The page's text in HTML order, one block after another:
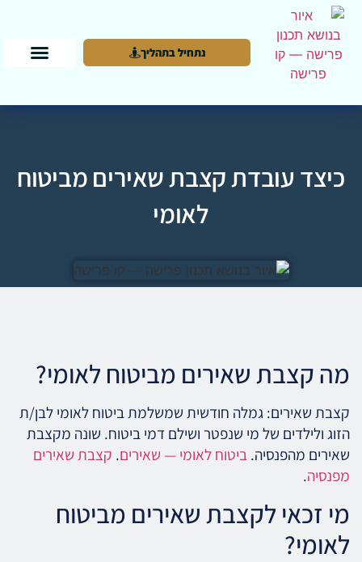
נתחיל בתהליך
כיצד עובדת קצבת שאירים מביטוח
לאומי
מה קצבת שאירים מביטוח לאומי?
קצבת שאירים: גמלה חודשית שמשלמת ביטוח לאומי לבן/ת
הזוג ולילדים של מי שנפטר ושילם דמי ביטוח. שונה מקצבת
שאירים מהפנסיה.ביטוח לאומי — שאירים. קצבת שאירים
מפנסיה.
מי זכאי לקצבת שאירים מביטוח
לאומי?